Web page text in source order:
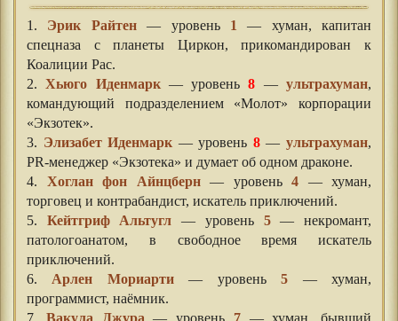
1. Эрик Райтен— уровень 1 — хуман, капитан
спецназа с планеты Циркон, прикомандирован к
Коалиции Рас.
2.Хьюго Иденмарк— уровень8 —ультрахуман,
командующий подразделением «Молот» корпорации
«Экзотек».
3. Элизабет Иденмарк — уровень 8—ультрахуман,
PR-менеджер «Экзотека» и думает об одном драконе.
4. Хоглан фон Айнцберн— уровень 4 — хуман,
торговец и контрабандист, искатель приключений.
5. Кейтгриф Альтугл — уровень 5— некромант,
патологоанатом, в свободное время искатель
приключений.
6.Арлен Мориарти— уровень5 — хуман,
программист, наёмник.